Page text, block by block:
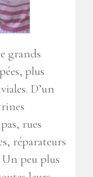
grands
plus
D’un
rues
réparateurs
peu plus